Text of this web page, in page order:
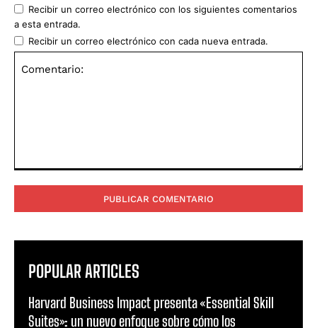
Recibir un correo electrónico con los siguientes comentarios
a esta entrada.
Recibir un correo electrónico con cada nueva entrada.
POPULAR ARTICLES
Harvard Business Impact presenta «Essential Skill
Suites»: un nuevo enfoque sobre cómo los